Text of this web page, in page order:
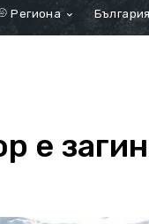
Региона
е